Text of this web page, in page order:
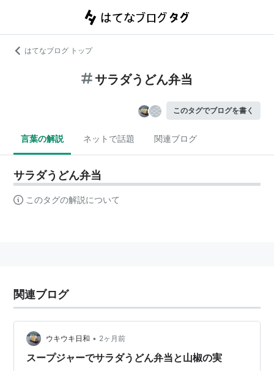
はてなブログ トップ
サラダうどん弁当
このタグでブログを書く
言葉の解説 ネットで話題 関連ブログ
サラダうどん弁当
このタグの解説について
関連ブログ
ウキウキ日和 • 2ヶ月前
スープジャーでサラダうどん弁当と山椒の実